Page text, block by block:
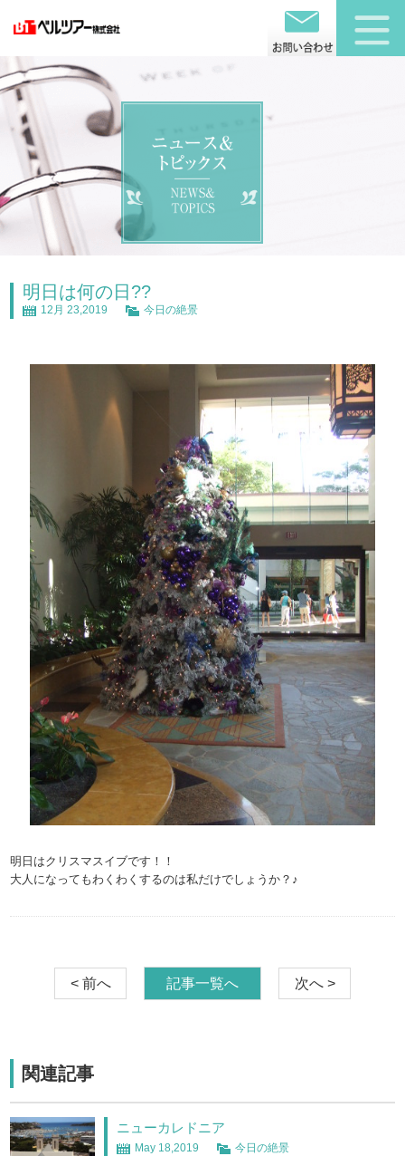
明日は何の日??
12月 23,2019 今日の絶景
明日はクリスマスイブです！！
大人になってもわくわくするのは私だけでしょうか？♪
< 前へ 記事一覧へ 次へ >
関連記事
ニューカレドニア
May 18,2019 今日の絶景